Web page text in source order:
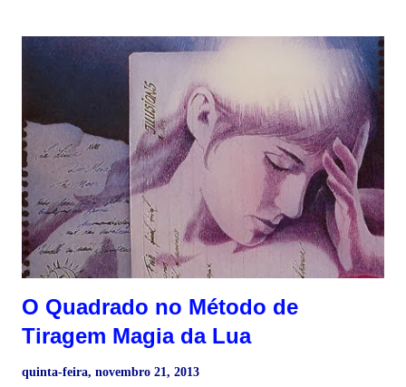
passos. 6) Quem o consulente deve evitar. As cartas da Corte
podem representar pessoas, com a descrição física da carta
ou padrões de comportamento (característica psicológica).
Tente identificar a pessoa que a carta descreve. Por vezes a
característica psicológica tendem a prevalecer sobre a
descrição física. >> Arcanos Menores do Tarot Descrição
física ♣ Paus - Pessoas de cabelos claros ou ruivos de pele
cl...
O Quadrado no Método de
Tiragem Magia da Lua
quinta-feira, novembro 21, 2013